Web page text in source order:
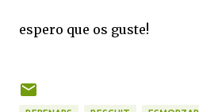
espero que os guste!